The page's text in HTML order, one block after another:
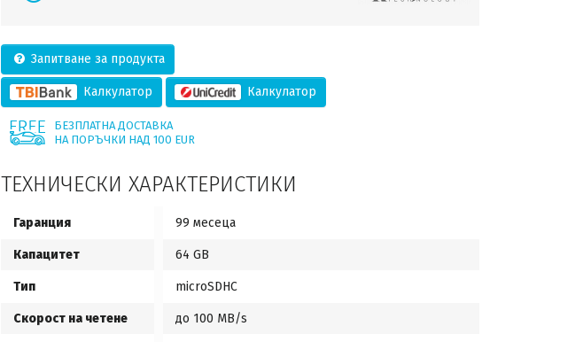
Запитване за продукта
Калкулатор Калкулатор
БЕЗПЛАТНА ДОСТАВКА
НА ПОРЪЧКИ НАД 100 EUR
ТЕХНИЧЕСКИ ХАРАКТЕРИСТИКИ
Гаранция 99 месеца
Капацитет 64 GB
Тип microSDHC
Скорост на четене до 100 MB/s